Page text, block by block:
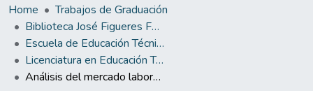
Home
Trabajos de Graduación
Biblioteca José Figueres Ferrer
Escuela de Educación Técnica
Licenciatura en Educación Técnica
Análisis del mercado laboral al que se incorporan las personas egresadas de la especialidad de turismo rural de la sección diurna del Colegio Técnico Profesional de Pacayas, con la finalidad de mejora de las competencias y habilidades blandas que permita la incorporación al mercado laboral actual